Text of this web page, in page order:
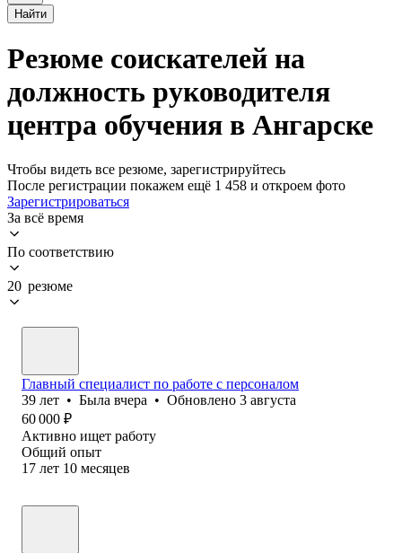
Найти
Резюме соискателей на
должность руководителя
центра обучения в Ангарске
Чтобы видеть все резюме, зарегистрируйтесь
После регистрации покажем ещё 1 458 и откроем фото
Зарегистрироваться
За всё время
По соответствию
20 резюме
Главный специалист по работе с персоналом
39 лет • Была вчера • Обновлено 3 августа
60 000 ₽
Активно ищет работу
Общий опыт
17 лет 10 месяцев